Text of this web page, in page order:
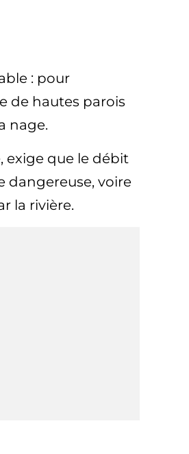
: pour
de hautes parois
nage.
exige que le débit
dangereuse, voire
la rivière.